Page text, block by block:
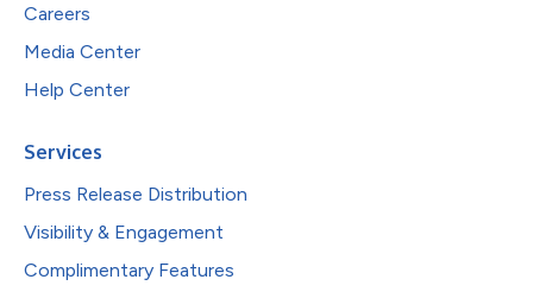
Careers
Media Center
Help Center
Services
Press Release Distribution
Visibility & Engagement
Complimentary Features